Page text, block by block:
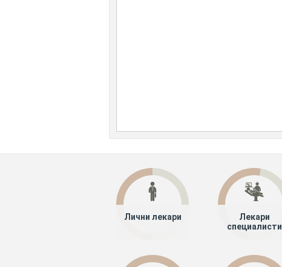
Лични лекари
Лекари
специалисти